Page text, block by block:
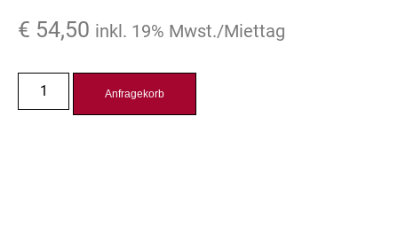
€ 54,50 inkl. 19% Mwst./Miettag
Anfragekorb